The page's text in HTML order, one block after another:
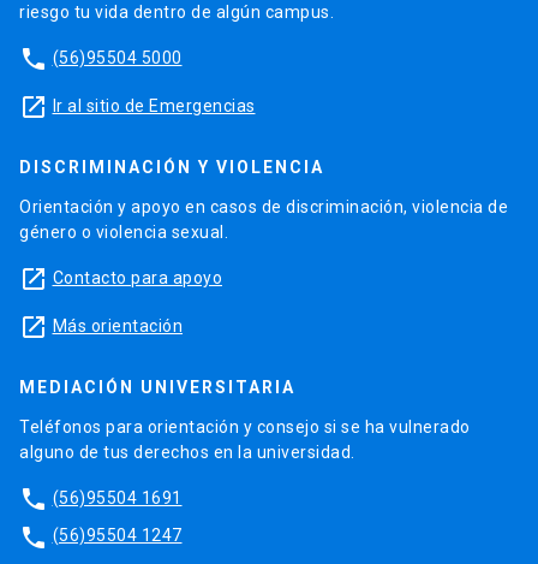
riesgo tu vida dentro de algún campus.
phone (56)95504 5000
launch Ir al sitio de Emergencias
DISCRIMINACIÓN Y VIOLENCIA
Orientación y apoyo en casos de discriminación, violencia de
género o violencia sexual.
launch Contacto para apoyo
launch Más orientación
MEDIACIÓN UNIVERSITARIA
Teléfonos para orientación y consejo si se ha vulnerado
alguno de tus derechos en la universidad.
phone (56)95504 1691
phone (56)95504 1247